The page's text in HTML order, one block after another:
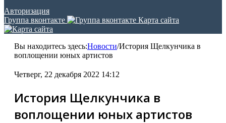
Авторизация
Группа вконтакте
Карта сайта
Вы находитесь здесь:Новости/История Щелкунчика в
воплощении юных артистов
Четверг, 22 декабря 2022 14:12
История Щелкунчика в
воплощении юных артистов